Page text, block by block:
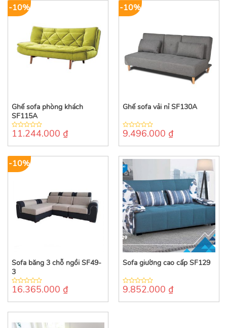
-10%
Ghế sofa phòng khách
SF115A
0
of
11.244.000 ₫
-10%
Ghế sofa vải nỉ SF130A
0
of
9.496.000 ₫
-10%
Sofa băng 3 chỗ ngồi SF49-
3
0
of
16.365.000 ₫
Sofa giường cao cấp SF129
0
of
9.852.000 ₫